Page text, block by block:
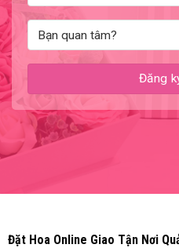
Đặt Hoa Online Giao Tận Nơi